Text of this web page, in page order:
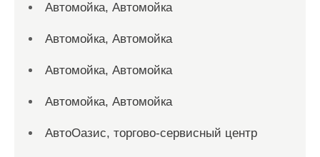
Автомойка, Автомойка
Автомойка, Автомойка
Автомойка, Автомойка
Автомойка, Автомойка
АвтоОазис, торгово-сервисный центр